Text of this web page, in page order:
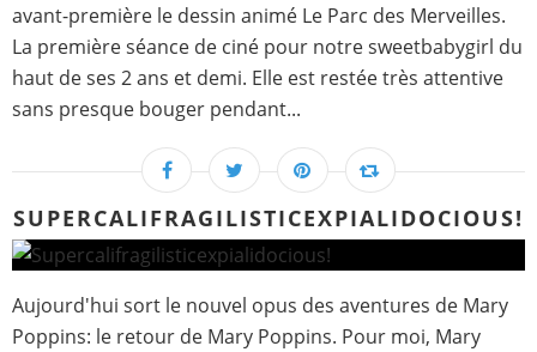
avant-première le dessin animé Le Parc des Merveilles.
La première séance de ciné pour notre sweetbabygirl du
haut de ses 2 ans et demi. Elle est restée très attentive
sans presque bouger pendant...
SUPERCALIFRAGILISTICEXPIALIDOCIOUS!
Aujourd'hui sort le nouvel opus des aventures de Mary
Poppins: le retour de Mary Poppins. Pour moi, Mary